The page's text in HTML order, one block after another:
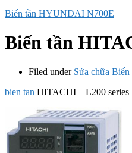
Biến tần HYUNDAI N700E
Biến tần
Filed under Sửa chữa
bien tan HITACHI – L200 series